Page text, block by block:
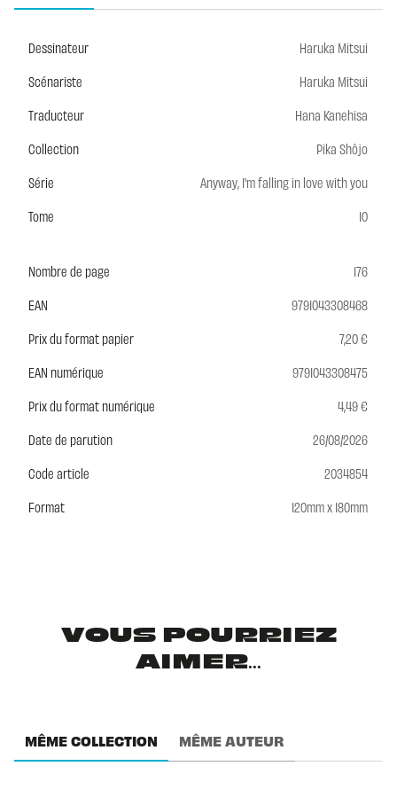
Dessinateur
Haruka Mitsui
Scénariste
Haruka Mitsui
Traducteur
Hana Kanehisa
Collection
Pika Shôjo
Série
Anyway, I'm falling in love with you
Tome
10
Nombre de page
176
EAN
9791043308468
Prix du format papier
7,20 €
EAN numérique
9791043308475
Prix du format numérique
4,49 €
Date de parution
26/08/2026
Code article
2034854
Format
120mm x 180mm
VOUS POURRIEZ
AIMER...
MÊME COLLECTION MÊME AUTEUR